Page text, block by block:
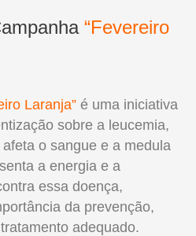
“Fevereiro
Laranja” é uma iniciativa
sobre a leucemia,
o sangue e a medula
a energia e a
essa doença,
da prevenção,
adequado.